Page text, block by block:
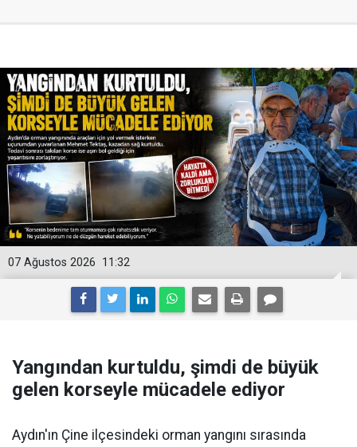
11:32
07 Ağustos 2026
Yangından kurtuldu, şimdi de büyük
gelen korseyle mücadele ediyor
Aydın'ın Çine ilçesindeki orman yangını sırasında